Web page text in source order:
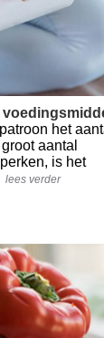
het
aantal
is het
lees verder